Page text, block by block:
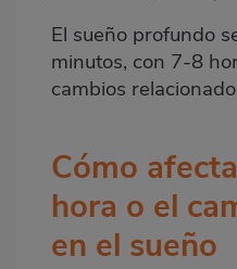
El sueño profundo
minutos, con 7-8
cambios
Cómo
hora o el
en el sueño